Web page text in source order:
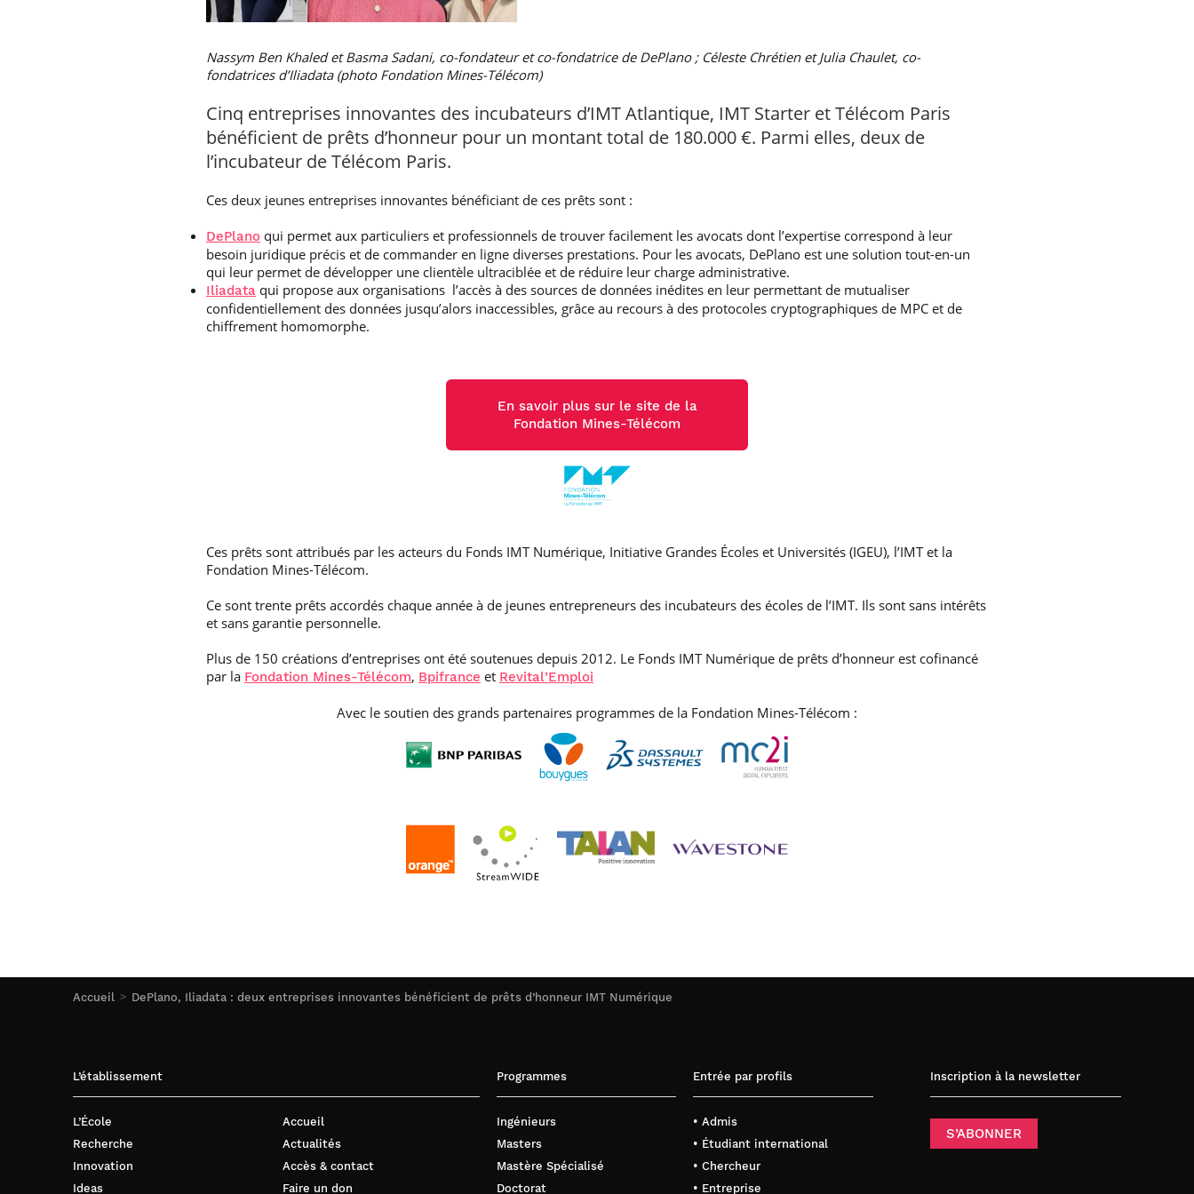
Accueil DePlano, Iliadata : deux entreprises innovantes bénéficient de prêts d’honneur IMT Numérique
Nassym Ben Khaled et Basma Sadani, co-fondateur et co-fondatrice de DePlano ; Céleste Chrétien et Julia Chaulet, co-
fondatrices d’Iliadata (photo Fondation Mines-Télécom)
Cinq entreprises innovantes des incubateurs d’IMT Atlantique, IMT Starter et Télécom Paris
bénéficient de prêts d’honneur pour un montant total de 180.000 €. Parmi elles, deux de
l’incubateur de Télécom Paris.
Ces deux jeunes entreprises innovantes bénéficiant de ces prêts sont :
DePlano qui permet aux particuliers et professionnels de trouver facilement les avocats dont l’expertise correspond à leur
besoin juridique précis et de commander en ligne diverses prestations. Pour les avocats, DePlano est une solution tout-en-un
qui leur permet de développer une clientèle ultraciblée et de réduire leur charge administrative.
Iliadata qui propose aux organisations l’accès à des sources de données inédites en leur permettant de mutualiser
confidentiellement des données jusqu’alors inaccessibles, grâce au recours à des protocoles cryptographiques de MPC et de
chiffrement homomorphe.
En savoir plus sur le site de la
Fondation Mines-Télécom
Ces prêts sont attribués par les acteurs du Fonds IMT Numérique, Initiative Grandes Écoles et Universités (IGEU), l’IMT et la
Fondation Mines-Télécom.
Ce sont trente prêts accordés chaque année à de jeunes entrepreneurs des incubateurs des écoles de l’IMT. Ils sont sans intérêts
et sans garantie personnelle.
Plus de 150 créations d’entreprises ont été soutenues depuis 2012. Le Fonds IMT Numérique de prêts d’honneur est cofinancé
par la Fondation Mines-Télécom, Bpifrance et Revital’Emploi
Avec le soutien des grands partenaires programmes de la Fondation Mines-Télécom :
L’établissement
L’École
Recherche
Innovation
Ideas
Accueil
Actualités
Accès & contact
Faire un don
Programmes
Ingénieurs
Masters
Mastère Spécialisé
Doctorat
Entrée par profils
• Admis
• Étudiant international
• Chercheur
• Entreprise
Inscription à la newsletter
S’ABONNER